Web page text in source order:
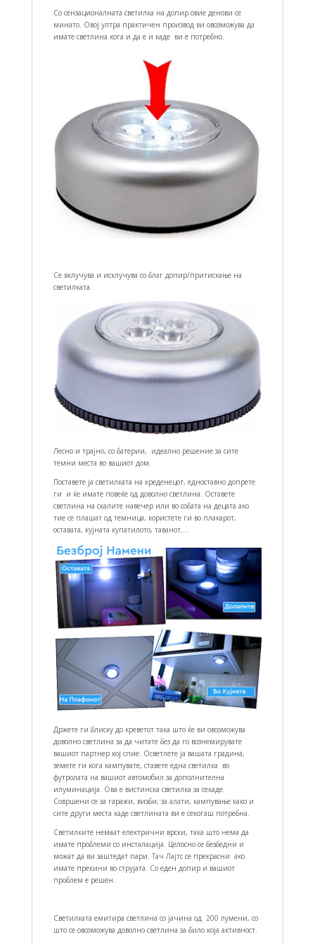
Со сензационалната светилка на допир овие денoви се
минато. Овој ултра практичен производ ви овозможува да
имате светлина кога и да е и каде ви е потребно.
Се вклучува и исклучува со благ допир/притискање на
светилката.
Лесно и трајно, со батерии, идеално решение за сите
темни места во вашиот дом.
Поставете ја светилката на креденецот, едноставно допрете
ги и ќе имате повеќе од доволно светлина. Оставете
светлина на скалите навечер или во собата на децата ако
тие се плашат од темница, користете ги во плакарот,
оставата, кујната купатилото, таванот….
Држете ги блиску до креветот така што ќе ви овозможува
доволно светлина за да читате без да го вознемирувате
вашиот партнер кој спие. Осветлете ја вашата градина,
земете ги кога кампувате, ставете една светилка во
футролата на вашиот автомобил за дополнителна
илуминација. Ова е вистинска светилка за секаде.
Совршени се за гаражи, визби, за алати, кампување како и
сите други места каде светлината ви е секогаш потребна.
Светилките немаат електрични врски, така што нема да
имате проблеми со инсталација. Целосно се безбедни и
можат да ви заштедат пари. Тач Лајтс се прекрасни ако
имате прекини во струјата. Со еден допир и вашиот
проблем е решен.
Светилката емитира светлина со јачина од 200 лумени, со
што се овозможува доволно светлина за било која активност.